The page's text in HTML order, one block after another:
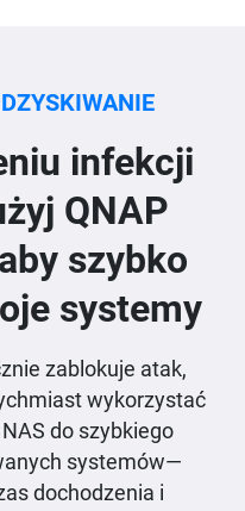
infekcji
QNAP
szybko
systemy
zablokuje atak,
wykorzystać
do szybkiego
systemów—
dochodzenia i